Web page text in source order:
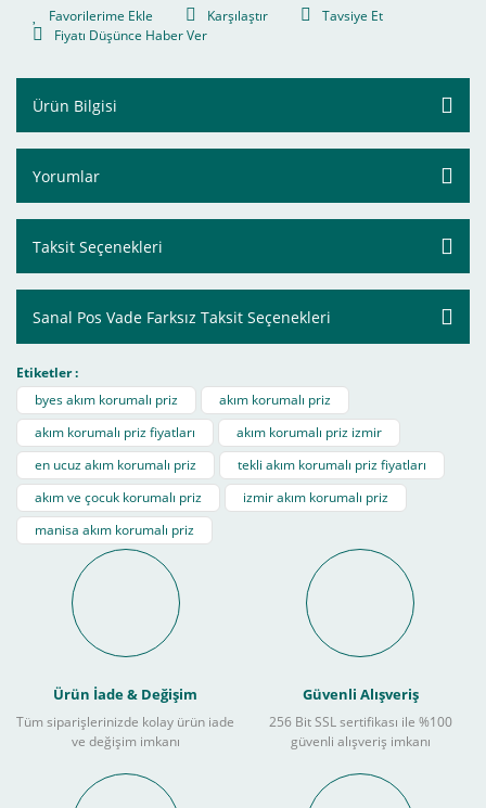
Karşılaştır
Tavsiye Et
Fiyatı Düşünce Haber Ver
Ürün Bilgisi
Yorumlar
Taksit Seçenekleri
Sanal Pos Vade Farksız Taksit Seçenekleri
Etiketler :
byes akım korumalı priz
akım korumalı priz
akım korumalı priz fiyatları
akım korumalı priz izmir
en ucuz akım korumalı priz
tekli akım korumalı priz fiyatları
akım ve çocuk korumalı priz
izmir akım korumalı priz
manisa akım korumalı priz
Ürün İade & Değişim
Tüm siparişlerinizde kolay ürün iade
ve değişim imkanı
Güvenli Alışveriş
256 Bit SSL sertifikası ile %100
güvenli alışveriş imkanı